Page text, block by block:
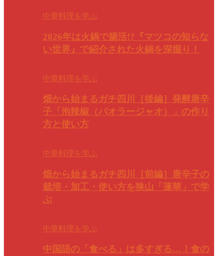
中華料理を学ぶ
2026年は火鍋で腸活!?『マツコの知らな
い世界』で紹介された火鍋を深掘り！
中華料理を学ぶ
畑から始まるガチ四川［後編］発酵唐辛
子「泡辣椒（パオラージャオ）」の作り
方と使い方
中華料理を学ぶ
畑から始まるガチ四川［前編］唐辛子の
栽培・加工・使い方を狭山「蓮華」で学
ぶ
中華料理を学ぶ
中国語の「食べる」は多すぎる…！食の